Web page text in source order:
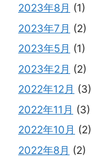
2023年8月 (1)
2023年7月 (2)
2023年5月 (1)
2023年2月 (2)
2022年12月 (3)
2022年11月 (3)
2022年10月 (2)
2022年8月 (2)